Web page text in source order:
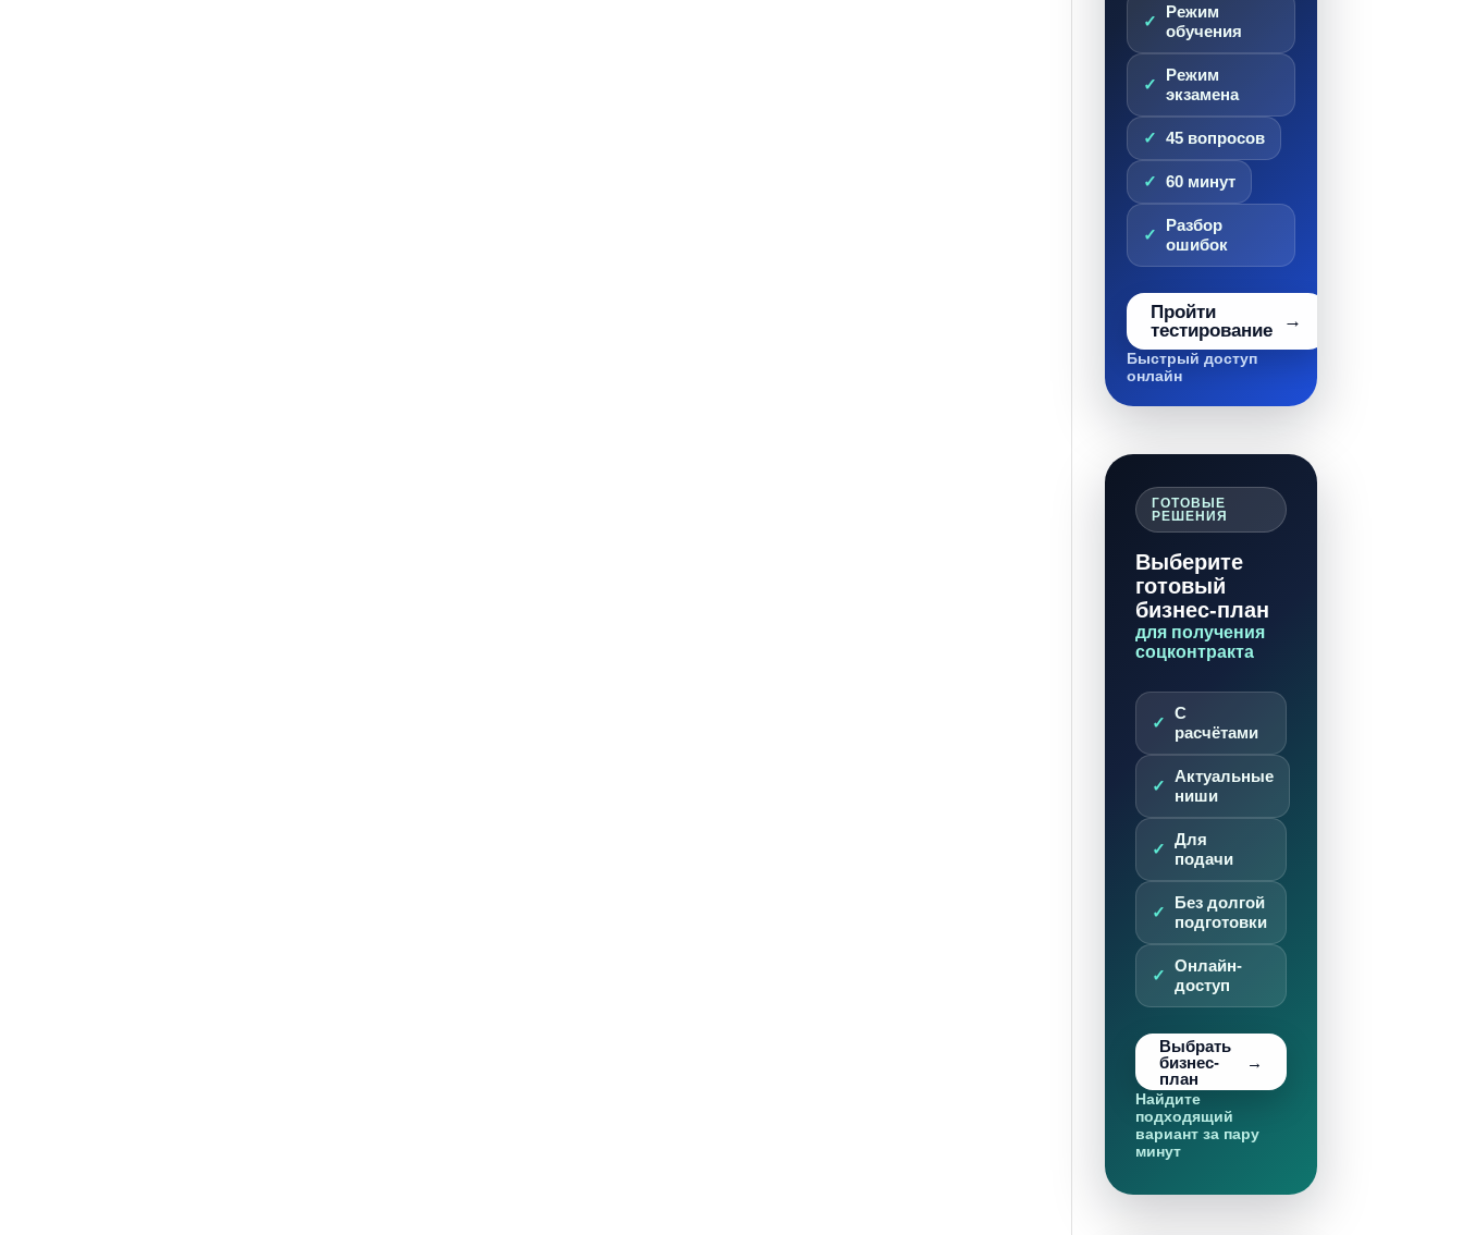
Режим
обучения
Режим
экзамена
45 вопросов
60 минут
Разбор
ошибок
Пройти
тестирование
Быстрый доступ
онлайн
ГОТОВЫЕ
РЕШЕНИЯ
Выберите
готовый
бизнес-план
для получения
соцконтракта
С
расчётами
Актуальные
ниши
Для
подачи
Без долгой
подготовки
Онлайн-
доступ
Выбрать
бизнес-
план
Найдите
подходящий
вариант за пару
минут